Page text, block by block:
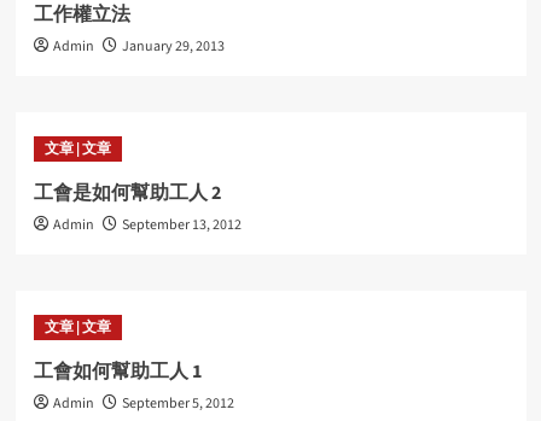
工作權立法
Admin January 29, 2013
文章 | 文章
工會是如何幫助工人 2
Admin September 13, 2012
文章 | 文章
工會如何幫助工人 1
Admin September 5, 2012